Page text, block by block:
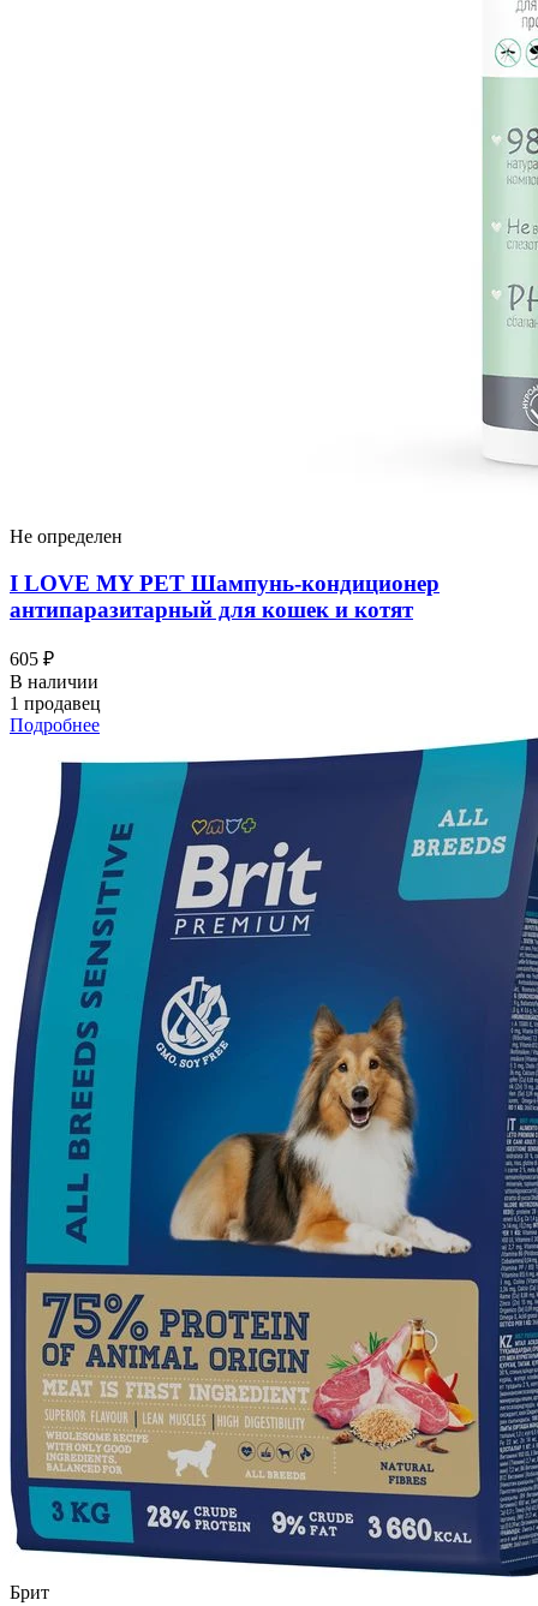
Не определен
I LOVЕ MY PET Шампунь-кондиционер
антипаразитарный для кошек и котят
605 ₽
В наличии
1 продавец
Подробнее
Брит